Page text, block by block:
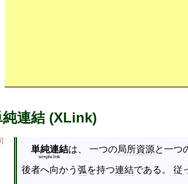
純連結 (XLink)
単純連結
simple link
は、 一つの局所資源と一つ
後者へ向かう 弧 を持つ連結である。 従